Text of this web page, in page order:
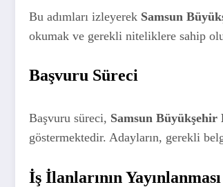
Bu adımları izleyerek Samsun
okumak ve gerekli niteliklere sahip
Başvuru Süreci
Başvuru süreci, Samsun Büyükşehir
göstermektedir. Adayların, gerekli
İş İlanlarının Yayınlanması